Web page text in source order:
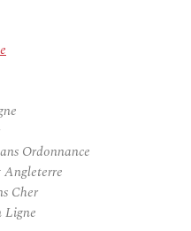
Ordonnance
Cher
Ligne